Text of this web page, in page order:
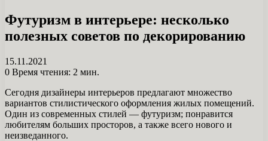
Футуризм в интерьере: несколько
полезных советов по декорированию
15.11.2021
0 Время чтения: 2 мин.
Сегодня дизайнеры интерьеров предлагают множество
вариантов стилистического оформления жилых помещений.
Один из современных стилей — футуризм; понравится
любителям больших просторов, а также всего нового и
неизведанного.